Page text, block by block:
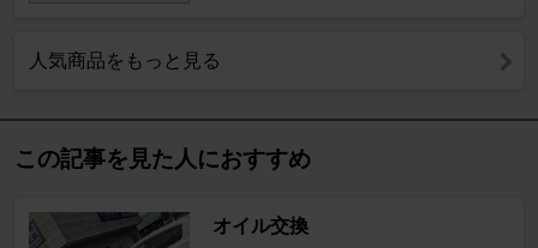
人気商品をもっと見る
この記事を見た人におすすめ
オイル交換